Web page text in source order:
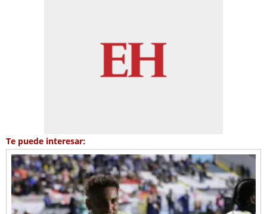
Te puede interesar: